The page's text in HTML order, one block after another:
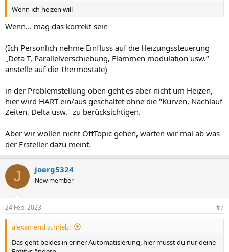
Wenn ich heizen will
Wenn... mag das korrekt sein
(Ich Persönlich nehme Einfluss auf die Heizungssteuerung
„Deta T, Parallelverschiebung, Flammen modulation usw.“
anstelle auf die Thermostate)
in der Problemstellung oben geht es aber nicht um Heizen,
hier wird HART ein/aus geschaltet ohne die "Kurven, Nachlauf
Zeiten, Delta usw." zu berücksichtigen.
Aber wir wollen nicht OffTopic gehen, warten wir mal ab was
der Ersteller dazu meint.
J joerg5324
New member
24 Feb. 2023 #7
alexamend schrieb:
Das geht beides in eriner Automatisierung, hier musst du nur deine